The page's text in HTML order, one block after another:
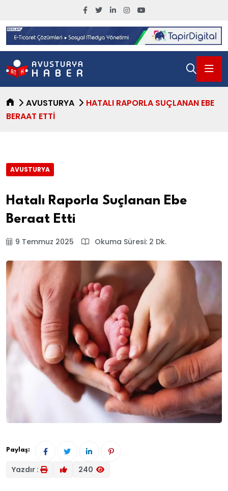
AVUSTURYA
HATALI RAPORLA SUÇLANAN EBE
BERAAT ETTI
AVUSTURYA
Hatalı Raporla Suçlanan Ebe
Beraat Etti
9 Temmuz 2025 Okuma Süresi: 2 Dk.
Paylaş:
Yazdır : 240